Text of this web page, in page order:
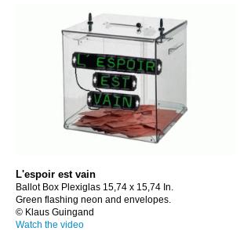
L'espoir est vain
Ballot Box Plexiglas 15,74 x 15,74 In.
Green flashing neon and envelopes.
© Klaus Guingand
Watch the video